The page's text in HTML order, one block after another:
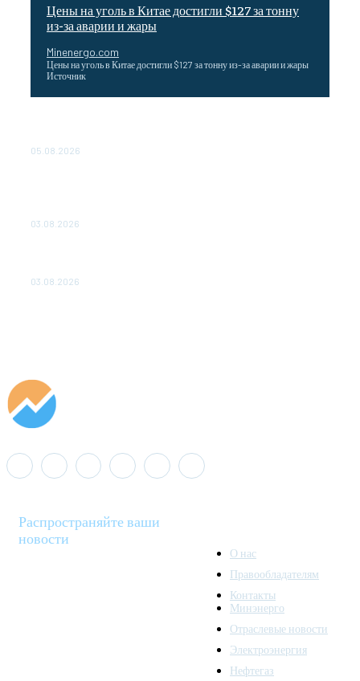
Цены на уголь в Китае достигли $127 за тонну
из-за аварии и жары
Minenergo.com
Цены на уголь в Китае достигли $127 за тонну из-за аварии и жары
Источник
05.08.2026
03.08.2026
03.08.2026
Распространяйте ваши
новости
О нас
Правообладателям
Контакты
Минэнерго
Отраслевые новости
Электроэнергия
Нефтегаз